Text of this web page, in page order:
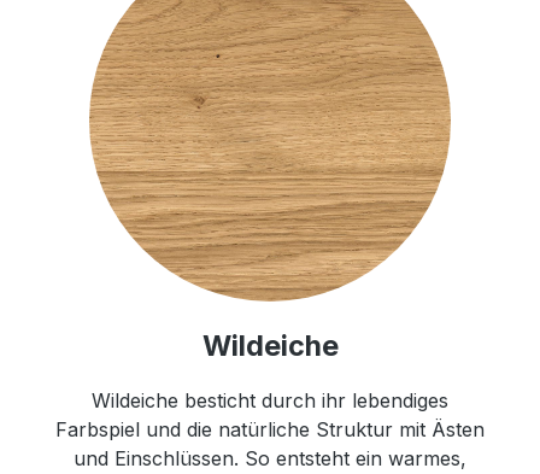
Wildeiche
Wildeiche besticht durch ihr lebendiges
Farbspiel und die natürliche Struktur mit Ästen
und Einschlüssen. So entsteht ein warmes,